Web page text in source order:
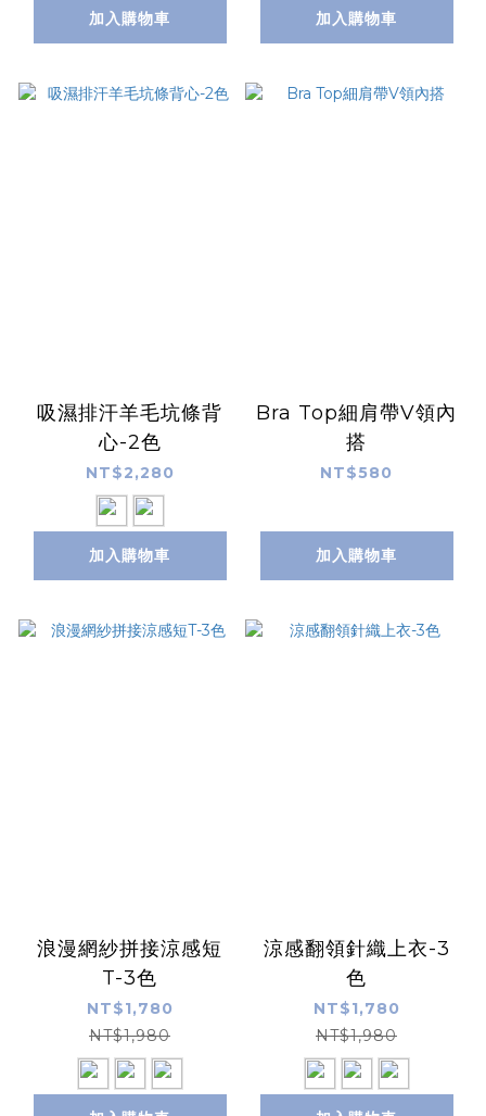
加入購物車 加入購物車
吸濕排汗羊毛坑條背
心-2色
NT$2,280
加入購物車
Bra Top細肩帶V領內
搭
NT$580
加入購物車
浪漫網紗拼接涼感短
T-3色
NT$1,780
NT$1,980
涼感翻領針織上衣-3
色
NT$1,780
NT$1,980